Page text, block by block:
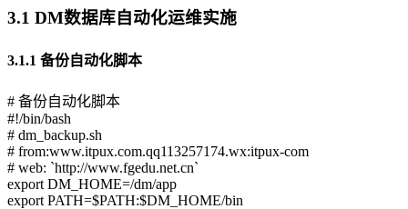
3.1 DM数据库自动化运维实施
3.1.1 备份自动化脚本
# 备份自动化脚本
#!/bin/bash
# dm_backup.sh
# from:www.itpux.com.qq113257174.wx:itpux-com
# web: `http://www.fgedu.net.cn`
export DM_HOME=/dm/app
export PATH=$PATH:$DM_HOME/bin